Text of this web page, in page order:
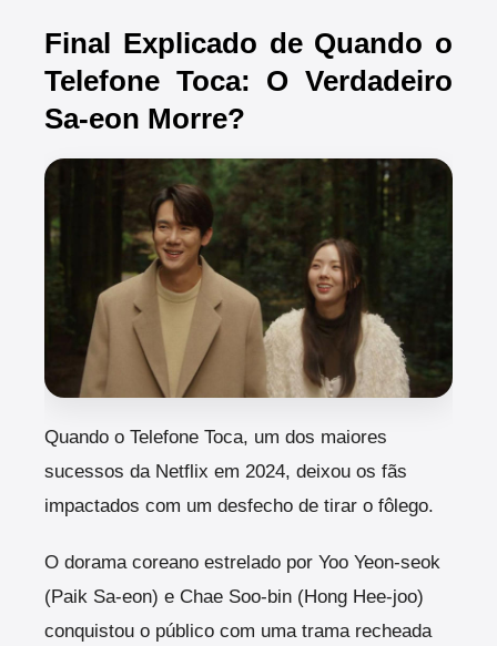
Final Explicado de Quando o
Telefone Toca: O Verdadeiro
Sa-eon Morre?
Quando o Telefone Toca, um dos maiores
sucessos da Netflix em 2024, deixou os fãs
impactados com um desfecho de tirar o fôlego.
O dorama coreano estrelado por Yoo Yeon-seok
(Paik Sa-eon) e Chae Soo-bin (Hong Hee-joo)
conquistou o público com uma trama recheada